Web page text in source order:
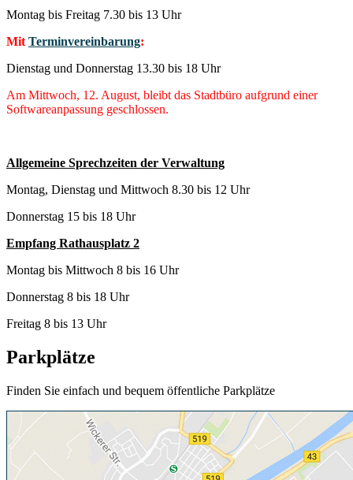
Montag bis Freitag 7.30 bis 13 Uhr
Mit Terminvereinbarung:
Dienstag und Donnerstag 13.30 bis 18 Uhr
Am Mittwoch, 12. August, bleibt das Stadtbüro aufgrund einer
Softwareanpassung geschlossen.
Allgemeine Sprechzeiten der Verwaltung
Montag, Dienstag und Mittwoch 8.30 bis 12 Uhr
Donnerstag 15 bis 18 Uhr
Empfang Rathausplatz 2
Montag bis Mittwoch 8 bis 16 Uhr
Donnerstag 8 bis 18 Uhr
Freitag 8 bis 13 Uhr
Parkplätze
Finden Sie einfach und bequem öffentliche Parkplätze